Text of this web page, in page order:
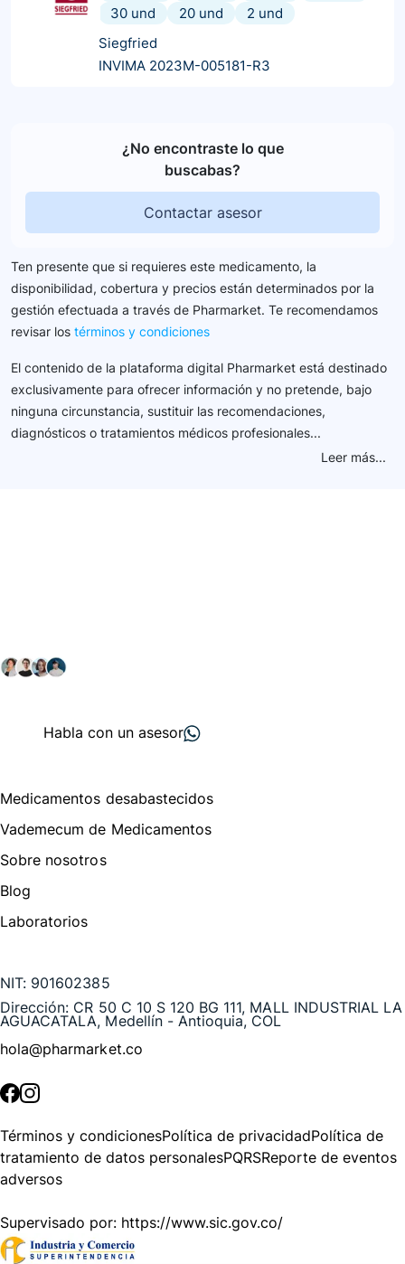
30 und
20 und
2 und
Siegfried
INVIMA 2023M-005181-R3
¿No encontraste lo que
buscabas?
Contactar asesor
Ten presente que si requieres este medicamento, la
disponibilidad, cobertura y precios están determinados por la
gestión efectuada a través de Pharmarket. Te recomendamos
revisar los términos y condiciones
El contenido de la plataforma digital Pharmarket está destinado
exclusivamente para ofrecer información y no pretende, bajo
ninguna circunstancia, sustituir las recomendaciones,
diagnósticos o tratamientos médicos profesionales...
Leer más...
Habla con un asesor
Medicamentos desabastecidos
Vademecum de Medicamentos
Sobre nosotros
Blog
Laboratorios
NIT: 901602385
Dirección: CR 50 C 10 S 120 BG 111, MALL INDUSTRIAL LA
AGUACATALA, Medellín - Antioquia, COL
hola@pharmarket.co
Términos y condicionesPolítica de privacidadPolítica de
tratamiento de datos personalesPQRSReporte de eventos
adversos
Supervisado por: https://www.sic.gov.co/